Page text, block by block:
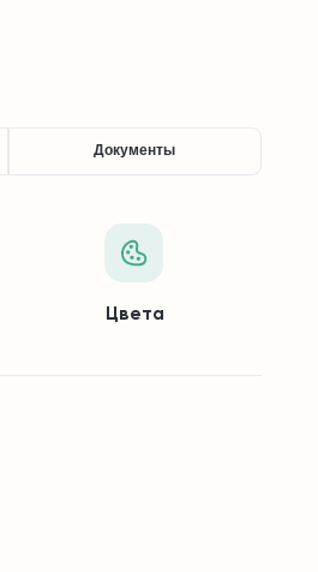
Документы
Цвета